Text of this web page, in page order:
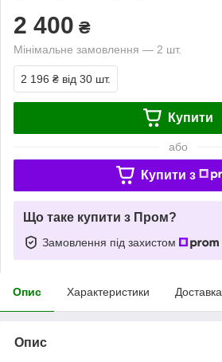
2 400 ₴
Мінімальне замовлення — 2 шт.
2 196 ₴ від 30 шт.
Купити
або
Купити з
Що таке купити з Пром?
Замовлення під захистом
Опис Характеристики Доставка
Опис